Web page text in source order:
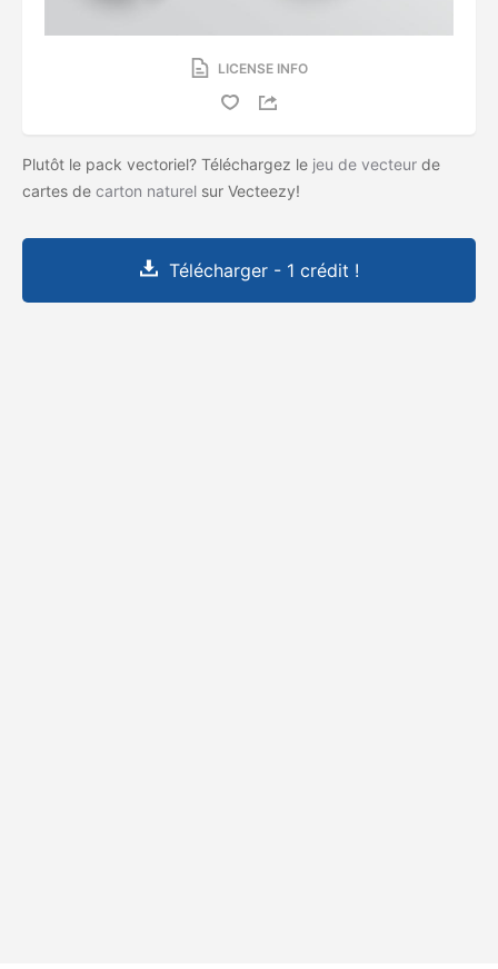
LICENSE INFO
Plutôt le pack vectoriel? Téléchargez le jeu de vecteur de
cartes de carton naturel sur Vecteezy!
Télécharger - 1 crédit !